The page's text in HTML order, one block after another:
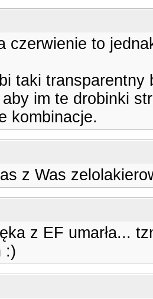
czerwienie to
taki transparentny
im te drobinki
kombinacje.
z Was
z EF umarła...
:)